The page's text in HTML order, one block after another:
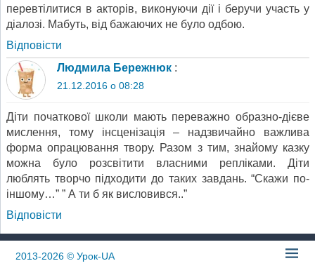
перевтілитися в акторів, виконуючи дії і беручи участь у
діалозі. Мабуть, від бажаючих не було одбою.
Відповіcти
Людмила Бережнюк :
21.12.2016 о 08:28
Діти початкової школи мають переважно образно-дієве
мислення, тому інсценізація – надзвичайно важлива
форма опрацювання твору. Разом з тим, знайому казку
можна було розсвітити власними репліками. Діти
люблять творчо підходити до таких завдань. “Скажи по-
іншому…” ” А ти б як висловився..”
Відповіcти
2013-2026© Урок-UA